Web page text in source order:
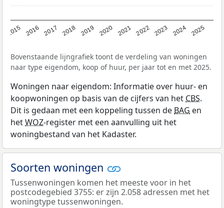
2015 2016 2017 2018 2019 2020 2021 2022 2023 2024 2025
Bovenstaande lijngrafiek toont de verdeling van woningen
naar type eigendom, koop of huur, per jaar tot en met 2025.
Woningen naar eigendom: Informatie over huur- en
koopwoningen op basis van de cijfers van het CBS.
Dit is gedaan met een koppeling tussen de BAG en
hetWOZ-register met een aanvulling uit het
woningbestand van het Kadaster.
Soorten woningen
Tussenwoningen komen het meeste voor in het
postcodegebied 3755: er zijn 2.058 adressen met het
woningtype tussenwoningen.